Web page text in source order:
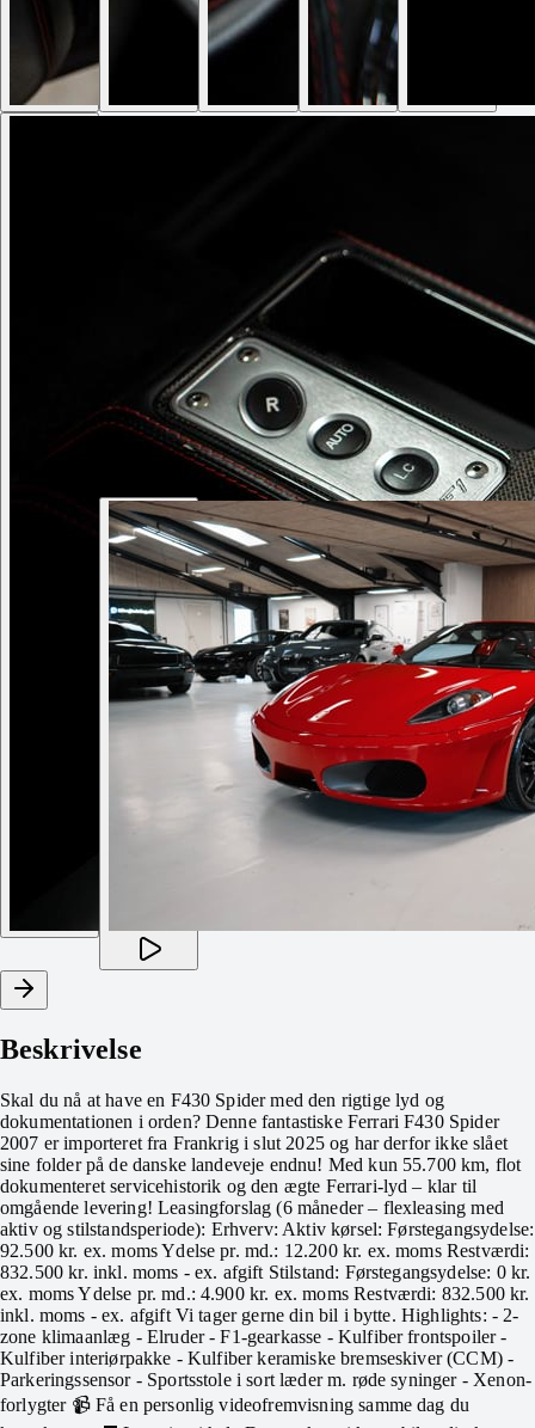
Beskrivelse
Skal du nå at have en F430 Spider med den rigtige lyd og
dokumentationen i orden? Denne fantastiske Ferrari F430 Spider
2007 er importeret fra Frankrig i slut 2025 og har derfor ikke slået
sine folder på de danske landeveje endnu! Med kun 55.700 km, flot
dokumenteret servicehistorik og den ægte Ferrari-lyd – klar til
omgående levering! Leasingforslag (6 måneder – flexleasing med
aktiv og stilstandsperiode): Erhverv: Aktiv kørsel: Førstegangsydelse:
92.500 kr. ex. moms Ydelse pr. md.: 12.200 kr. ex. moms Restværdi:
832.500 kr. inkl. moms - ex. afgift Stilstand: Førstegangsydelse: 0 kr.
ex. moms Ydelse pr. md.: 4.900 kr. ex. moms Restværdi: 832.500 kr.
inkl. moms - ex. afgift Vi tager gerne din bil i bytte. Highlights: - 2-
zone klimaanlæg - Elruder - F1-gearkasse - Kulfiber frontspoiler -
Kulfiber interiørpakke - Kulfiber keramiske bremseskiver (CCM) -
Parkeringssensor - Sportsstole i sort læder m. røde syninger - Xenon-
forlygter 📹 Få en personlig videofremvisning samme dag du